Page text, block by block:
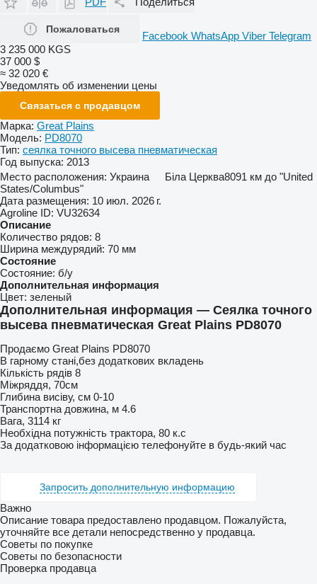
Пожаловаться
Facebook WhatsApp Viber Telegram
3 235 000 KGS
37 000 $
≈ 32 020 €
Уведомлять об изменении цены
Связаться с продавцом
Марка: Great Plains
Модель: PD8070
Тип: сеялка точного высева пневматическая
Год выпуска: 2013
Место расположения: Украина Біла Церква8091 км до "United
States/Columbus"
Дата размещения: 10 июл. 2026 г.
Agroline ID: VU32634
Описание
Количество рядов: 8
Ширина междурядий: 70 мм
Состояние
Состояние: б/у
Дополнительная информация
Цвет: зеленый
Дополнительная информация — Сеялка точного
высева пневматическая Great Plains PD8070
Продаємо Great Plains PD8070
В гарному стані,без додаткових вкладень
Кількість рядів 8
Міжряддя, 70см
Глибина висіву, см 0-10
Транспортна довжина, м 4.6
Вага, 3114 кг
Необхідна потужність трактора, 80 к.с
За додатковою інформацією телефонуйте в будь-який час
Запросить дополнительную информацию
Важно
Описание товара предоставлено продавцом. Пожалуйста,
уточняйте все детали непосредственно у продавца.
Советы по покупке
Советы по безопасности
Проверка продавца